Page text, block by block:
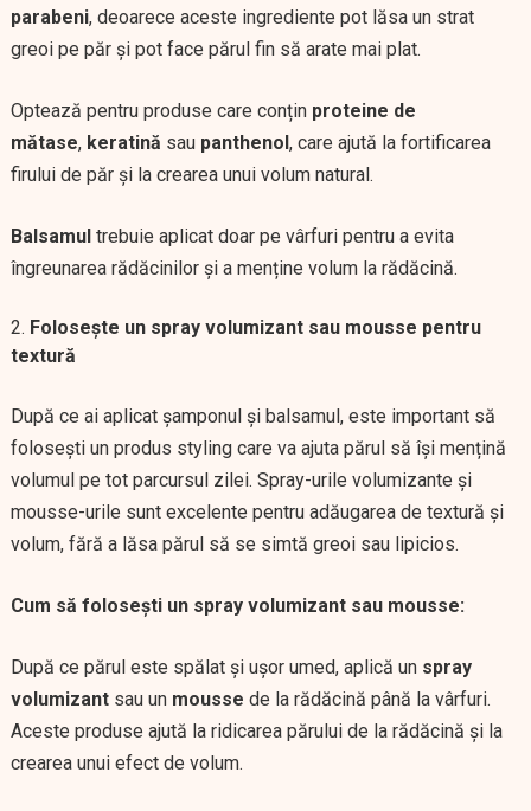
parabeni, deoarece aceste ingrediente pot lăsa un strat
greoi pe păr și pot face părul fin să arate mai plat.
Optează pentru produse care conțin proteine de
mătase, keratină sau panthenol, care ajută la fortificarea
firului de păr și la crearea unui volum natural.
Balsamultrebuie aplicat doar pe vârfuri pentru a evita
îngreunarea rădăcinilor și a menține volum la rădăcină.
Folosește un spray volumizant sau mousse pentru
textură
După ce ai aplicat șamponul și balsamul, este important să
folosești un produs styling care va ajuta părul să își mențină
volumul pe tot parcursul zilei. Spray-urile volumizante și
mousse-urile sunt excelente pentru adăugarea de textură și
volum, fără a lăsa părul să se simtă greoi sau lipicios.
Cum să folosești un spray volumizant sau mousse:
După ce părul este spălat și ușor umed, aplică un spray
volumizantsau un mousse de la rădăcină până la vârfuri.
Aceste produse ajută la ridicarea părului de la rădăcină și la
crearea unui efect de volum.